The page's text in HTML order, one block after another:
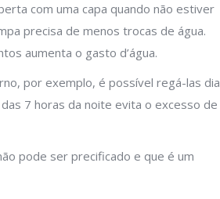
com uma capa quando não estiver
precisa de menos trocas de água.
aumenta o gasto d’água.
por exemplo, é possível regá-las dia
7 horas da noite evita o excesso de
pode ser precificado e que é um